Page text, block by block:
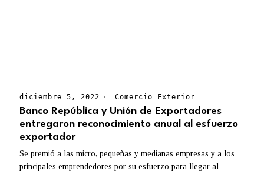
diciembre 5, 2022 Comercio Exterior
Banco República y Unión de Exportadores
entregaron reconocimiento anual al esfuerzo
exportador
Se premió a las micro, pequeñas y medianas empresas y a los
principales emprendedores por su esfuerzo para llegar al